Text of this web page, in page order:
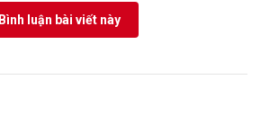
Bình luận bài viết này